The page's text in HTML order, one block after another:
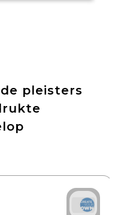
pleisters